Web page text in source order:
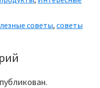
советы, советы